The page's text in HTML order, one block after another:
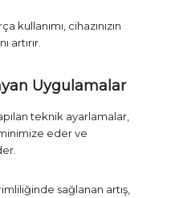
kullanımı, cihazınızın
artırır.
Uygulamalar
teknik ayarlamalar,
eder ve
sağlanan artış,